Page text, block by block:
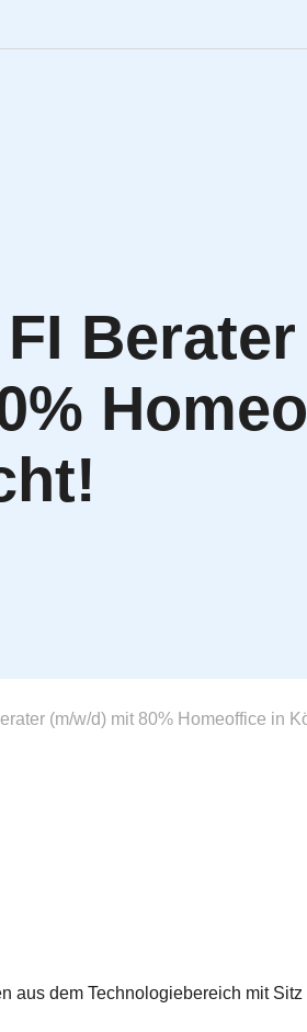
Berater
(m/w/d) mit 80% Homeoffice in
aus dem Technologiebereich mit Sitz